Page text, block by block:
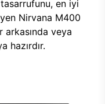
en iyi
Nirvana M400
veya
hazırdır.